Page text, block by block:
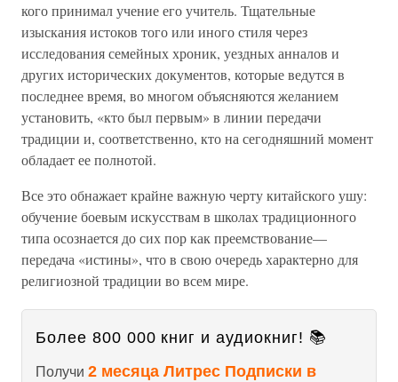
кого принимал учение его учитель. Тщательные
изыскания истоков того или иного стиля через
исследования семейных хроник, уездных анналов и
других исторических документов, которые ведутся в
последнее время, во многом объясняются желанием
установить, «кто был первым» в линии передачи
традиции и, соответственно, кто на сегодняшний момент
обладает ее полнотой.
Все это обнажает крайне важную черту китайского ушу:
обучение боевым искусствам в школах традиционного
типа осознается до сих пор как преемствование—
передача «истины», что в свою очередь характерно для
религиозной традиции во всем мире.
Более 800 000 книг и аудиокниг! 📚
Получи 2 месяца Литрес Подписки в